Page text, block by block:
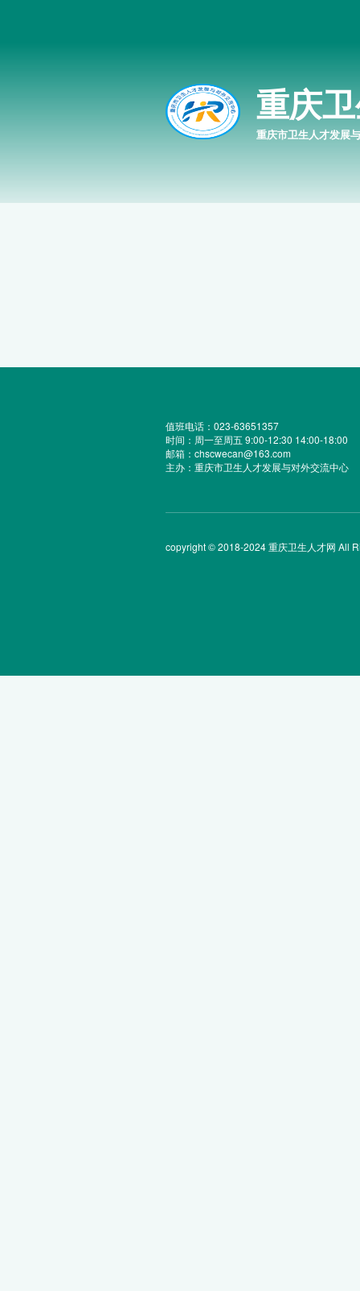
重庆
重庆市卫生人才发展
值班电话：023-63651357
时间：周一至周五 9:00-12:30 14:00-18:00
邮箱：chscwecan@163.com
主办：重庆市卫生人才发展与对外交流中心
copyright © 2018-2024 重庆卫生人才网 All